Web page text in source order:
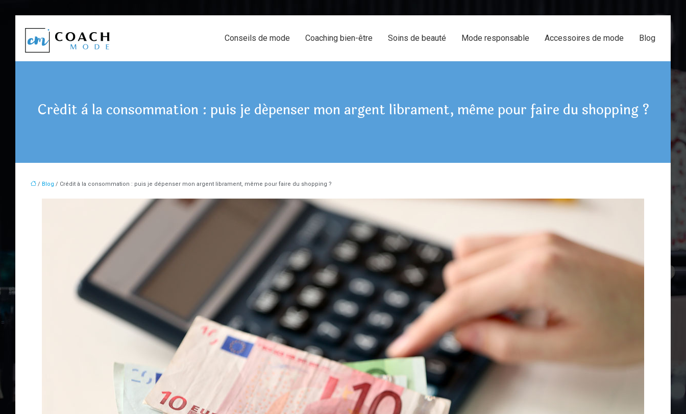
Conseils de mode Coaching bien-être Soins de beauté Mode responsable Accessoires de mode Blog
Crédit à la consommation : puis je dépenser mon argent librament, même pour faire du shopping ?
/ Blog / Crédit à la consommation : puis je dépenser mon argent librament, même pour faire du shopping ?